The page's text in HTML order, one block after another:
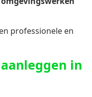
professionele en
in